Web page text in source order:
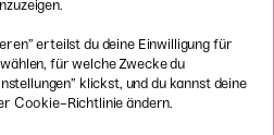
gelten für sperrige Produkte.
Mastercard und Paypal
erteilst du deine Einwilligung für
für welche Zwecke du
klickst, und du kannst deine
Cookie-Richtlinie ändern.